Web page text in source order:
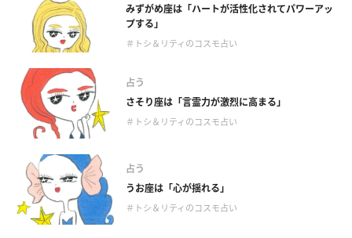
みずがめ座は「ハートが活性化されてパワーアッ
プする」
＃トシ＆リティのコスモ占い
占う
さそり座は「言霊力が激烈に高まる」
＃トシ＆リティのコスモ占い
占う
うお座は「心が揺れる」
＃トシ＆リティのコスモ占い